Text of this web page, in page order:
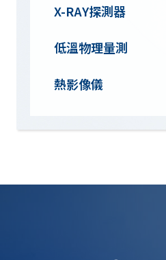
X-RAY探測器
低溫物理量測
熱影像儀